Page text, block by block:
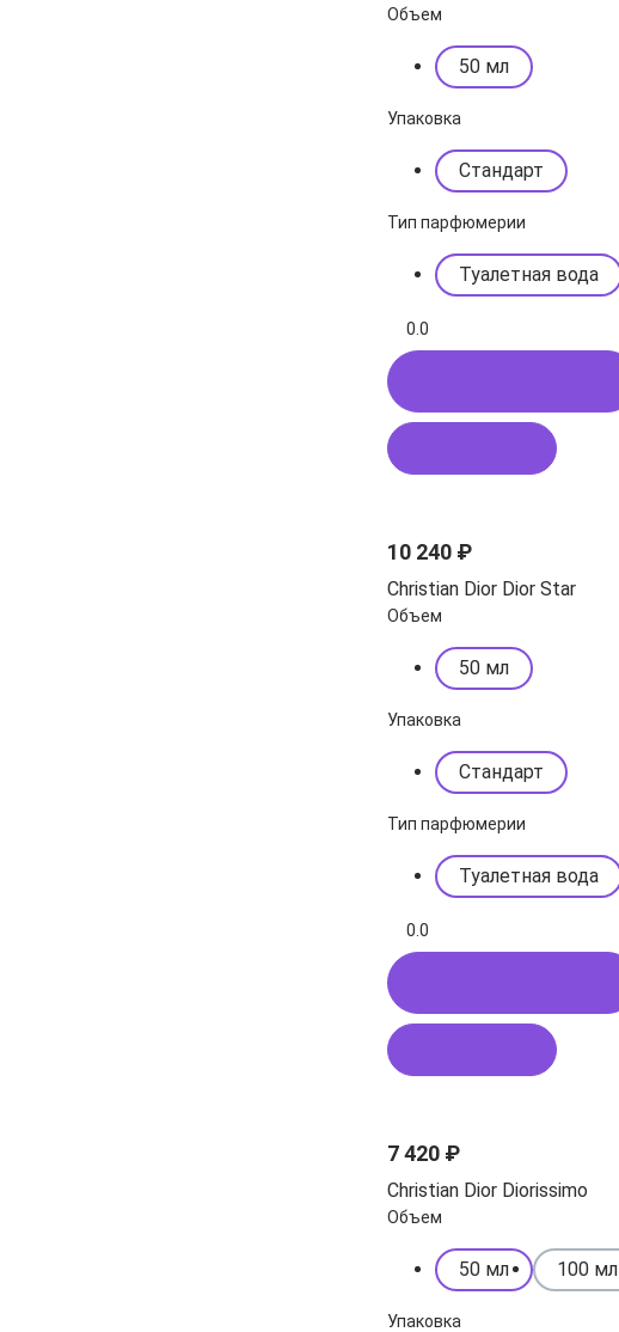
Объем
50 мл
Упаковка
Стандарт
Тип парфюмерии
Туалетная вода
0.0
10 240 ₽
Christian Dior Dior Star
Объем
50 мл
Упаковка
Стандарт
Тип парфюмерии
Туалетная вода
0.0
7 420 ₽
Christian Dior Diorissimo
Объем
50 мл 100 мл
Упаковка